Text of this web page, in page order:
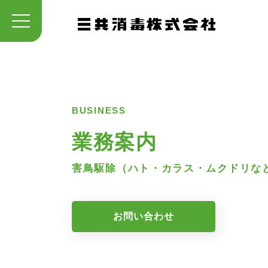
BUSINESS
業務案内
害鳥駆除（ハト・カラス・ムクドリな
お問い合わせ